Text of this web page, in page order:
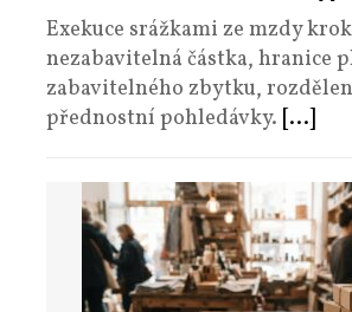
Exekuce srážkami ze mzdy
nezabavitelná částka, hranice
zabavitelného zbytku,
přednostní pohledávky. [...]